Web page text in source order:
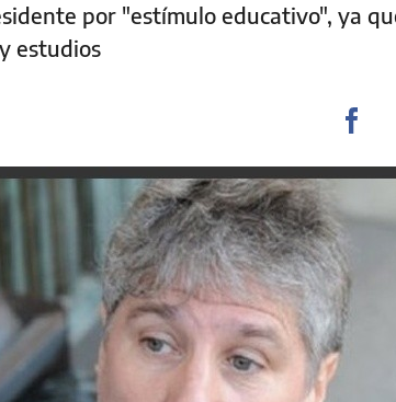
por "estímulo educativo", ya
estudios